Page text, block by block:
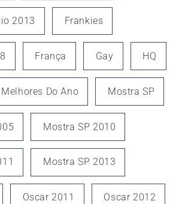
2013 Frankies
França Gay HQ
Melhores Do Ano Mostra SP
Mostra SP 2010
Mostra SP 2013
Oscar 2011 Oscar 2012